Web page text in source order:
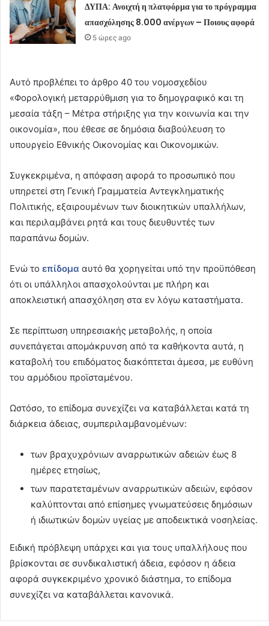
ΔΥΠΑ: Ανοιχτή η πλατφόρμα για το πρόγραμμα
απασχόλησης 8.000 ανέργων – Ποιους αφορά
5 ώρες ago
Αυτό προβλέπει το άρθρο 40 του νομοσχεδίου
«Φορολογική μεταρρύθμιση για το δημογραφικό και τη
μεσαία τάξη – Μέτρα στήριξης για την κοινωνία και την
οικονομία», που έθεσε σε δημόσια διαβούλευση το
υπουργείο Εθνικής Οικονομίας και Οικονομικών.
Συγκεκριμένα, η απόφαση αφορά το προσωπικό που
υπηρετεί στη Γενική Γραμματεία Αντεγκληματικής
Πολιτικής, εξαιρουμένων των διοικητικών υπαλλήλων,
και περιλαμβάνει ρητά και τους διευθυντές των
παραπάνω δομών.
Ενώ το επίδομα αυτό θα χορηγείται υπό την προϋπόθεση
ότι οι υπάλληλοι απασχολούνται με πλήρη και
αποκλειστική απασχόληση στα εν λόγω καταστήματα.
Σε περίπτωση υπηρεσιακής μεταβολής, η οποία
συνεπάγεται απομάκρυνση από τα καθήκοντα αυτά, η
καταβολή του επιδόματος διακόπτεται άμεσα, με ευθύνη
του αρμόδιου προϊσταμένου.
Ωστόσο, το επίδομα συνεχίζει να καταβάλλεται κατά τη
διάρκεια άδειας, συμπεριλαμβανομένων:
των βραχυχρόνιων αναρρωτικών αδειών έως 8
ημέρες ετησίως,
των παρατεταμένων αναρρωτικών αδειών, εφόσον
καλύπτονται από επίσημες γνωματεύσεις δημόσιων
ή ιδιωτικών δομών υγείας με αποδεικτικά νοσηλείας.
Ειδική πρόβλεψη υπάρχει και για τους υπαλλήλους που
βρίσκονται σε συνδικαλιστική άδεια, εφόσον η άδεια
αφορά συγκεκριμένο χρονικό διάστημα, το επίδομα
συνεχίζει να καταβάλλεται κανονικά.